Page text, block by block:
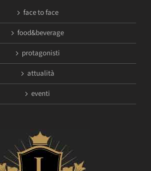
face to face
food&beverage
protagonisti
attualità
eventi